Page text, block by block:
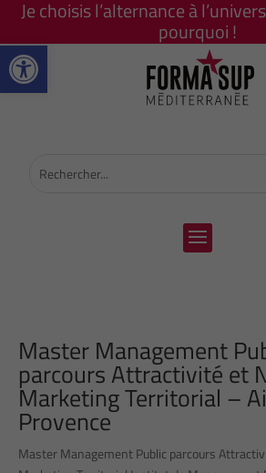
Ouvrir la barre d’outils
Je choisis l’alternance à
pourquoi !
Master Management
parcours Attractivité et
Marketing Territorial –
Provence
Master Management Public parcours